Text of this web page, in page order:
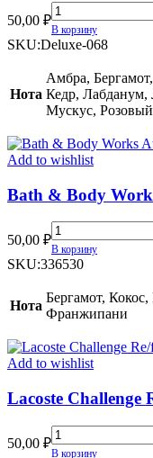
50,00 ₽
Lattafa
Perfumes
Hayaati
Maleky
(TR)
quantity
В корзину
SKU:Deluxe-068
Нота
Амбра,
Кедр, Лабданум,
Мускус,
Add to wishlist
Bath & Body
50,00 ₽
Bath
&
Body
At
The
Beach
quantity
В корзину
SKU:336530
Нота
Бергамот,
Франжипани
Add to wishlist
Lacoste Challenge
50,00 ₽
Lacoste
Challenge
В корзину